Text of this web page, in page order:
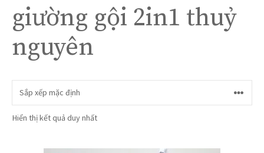
giường gội 2in1 thuỷ
nguyên
Hiển thị kết quả duy nhất